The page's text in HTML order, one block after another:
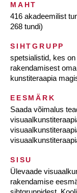
MAHT
416 akadeemilist
268 tundi)
SIHTGRUPP
spetsialistid, kes
rakendamisest
kunstiteraapia
EESMÄRK
Saada võimalus
SISU
Ülevaade
rakendamise